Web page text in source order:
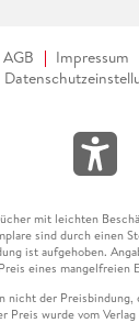
AGB Impressum
mit leichten
sind durch einen
ist aufgehoben.
eines mangelfreien
nicht der Preisbindung,
Preis wurde vom